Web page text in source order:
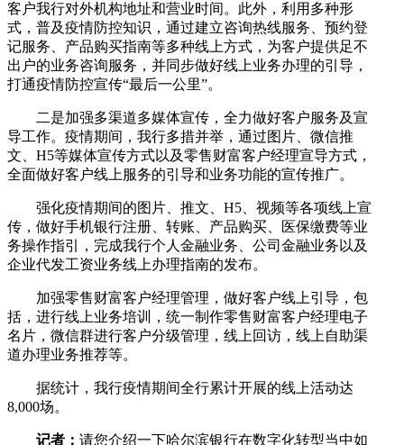
客户我行对外机构地址和营业时间。此外，利用多种形
式，普及疫情防控知识，通过建立咨询热线服务、预约登
记服务、产品购买指南等多种线上方式，为客户提供足不
出户的业务咨询服务，并同步做好线上业务办理的引导，
打通疫情防控宣传“最后一公里”。
二是加强多渠道多媒体宣传，全力做好客户服务及宣
导工作。疫情期间，我行多措并举，通过图片、微信推
文、H5等媒体宣传方式以及零售财富客户经理宣导方式，
全面做好客户线上服务的引导和业务功能的宣传推广。
强化疫情期间的图片、推文、H5、视频等各项线上宣
传，做好手机银行注册、转账、产品购买、医保缴费等业
务操作指引，完成我行个人金融业务、公司金融业务以及
企业代发工资业务线上办理指南的发布。
加强零售财富客户经理管理，做好客户线上引导，包
括，进行线上业务培训，统一制作零售财富客户经理电子
名片，微信群进行客户分级管理，线上回访，线上自助渠
道办理业务推荐等。
据统计，我行疫情期间全行累计开展的线上活动达
8,000场。
记者： 请您介绍一下哈尔滨银行在数字化转型当中如